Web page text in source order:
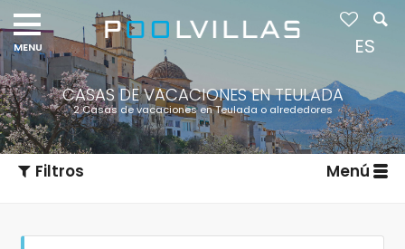
CASAS DE VACACIONES EN TEULADA
2 Casas de vacaciones en Teulada o alrededores
Filtros Menú
ES